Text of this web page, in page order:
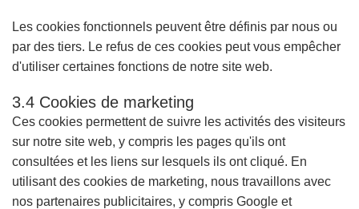
Les cookies fonctionnels peuvent être définis par nous ou
par des tiers. Le refus de ces cookies peut vous empêcher
d'utiliser certaines fonctions de notre site web.
3.4 Cookies de marketing
Ces cookies permettent de suivre les activités des visiteurs
sur notre site web, y compris les pages qu'ils ont
consultées et les liens sur lesquels ils ont cliqué. En
utilisant des cookies de marketing, nous travaillons avec
nos partenaires publicitaires, y compris Google et